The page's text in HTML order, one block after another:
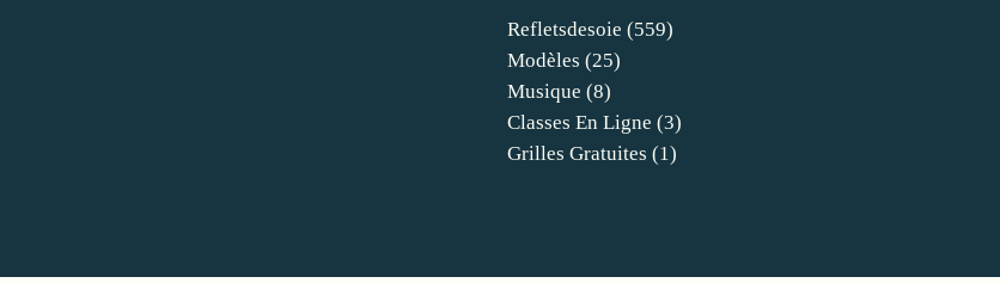
Refletsdesoie (559)
Modèles (25)
Musique (8)
Classes En Ligne (3)
Grilles Gratuites (1)